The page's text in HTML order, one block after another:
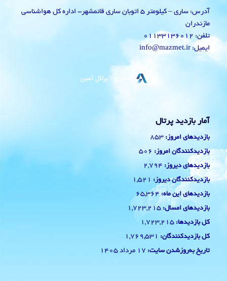
آدرس: ساری – کیلومتر 5 اتوبان ساری قائمشهر- اداره کل هواشناسی
مازندران
تلفن: 01133136012
ایمیل: info@mazmet.ir
آمار بازدید پرتال
بازدیدهای امروز: 853
بازدیدکنندگان امروز: 506
بازدیدهای دیروز: 2,794
بازدیدکنندگان دیروز: 1,521
بازدیدهای این ماه: 65,364
بازدیدهای امسال: 1,723,215
کل بازدیدها: 1,723,215
کل بازدیدکنند‌گان: 1,769,531
تاریخ به‌روزشدن سایت: 17 مرداد 1405